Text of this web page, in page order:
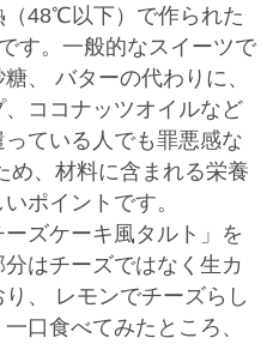
（48℃以下）で作られた
す。一般的なスイーツで
、 バターの代わりに、
ココナッツオイルなど
ている人でも罪悪感な
め、材料に含まれる栄養
ポイントです。
ズケーキ風タルト」を
はチーズではなく生カ
、 レモンでチーズらし
口食べてみたところ、